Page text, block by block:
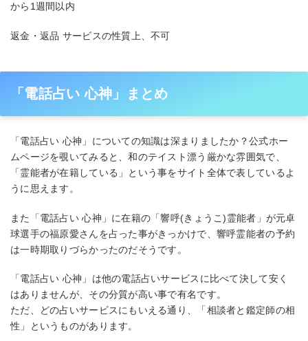
から1週間以内
返金・返品 サービスの性質上、不可
「電話占い 心神」まとめ
「電話占い 心神」についての知識は深まりましたか？公式ホー
ムページを覗いてみると、和のテイスト漂う厳かな雰囲気で、
「霊能者が在籍している」という事をサイト全体で表しているよ
うに思えます。
また「電話占い 心神」に在籍の「響呼(きょうこ)霊能者」が元卓
球選手の福原愛さんを占った事がきっかけで、響呼霊能者の予約
は一時期取りづらかったのだそうです。
「電話占い 心神」は他の電話占いサービスに比べて決して安く
はありませんが、その分質が高い事で有名です。
ただ、どの占いサービスにもいえる通り、「相談者と鑑定師の相
性」というものがあります。